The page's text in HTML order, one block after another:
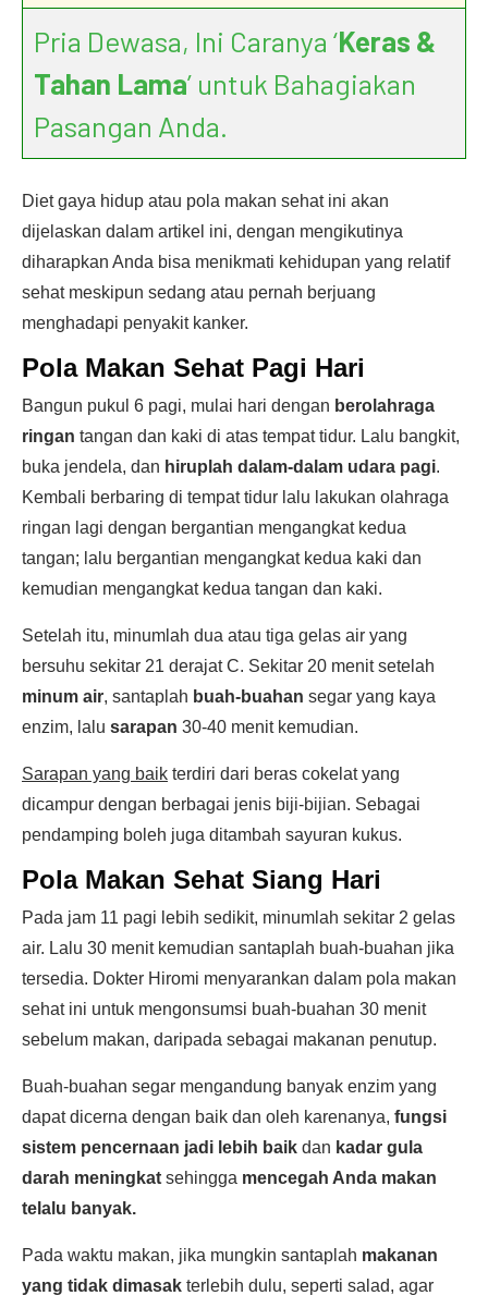
Pria Dewasa, Ini Caranya ‘Keras &
Tahan Lama’ untuk Bahagiakan
Pasangan Anda.
Diet gaya hidup atau pola makan sehat ini akan
dijelaskan dalam artikel ini, dengan mengikutinya
diharapkan Anda bisa menikmati kehidupan yang relatif
sehat meskipun sedang atau pernah berjuang
menghadapi penyakit kanker.
Pola Makan Sehat Pagi Hari
Bangun pukul 6 pagi, mulai hari dengan berolahraga
ringan tangan dan kaki di atas tempat tidur. Lalu bangkit,
buka jendela, dan hiruplah dalam-dalam udara pagi.
Kembali berbaring di tempat tidur lalu lakukan olahraga
ringan lagi dengan bergantian mengangkat kedua
tangan; lalu bergantian mengangkat kedua kaki dan
kemudian mengangkat kedua tangan dan kaki.
Setelah itu, minumlah dua atau tiga gelas air yang
bersuhu sekitar 21 derajat C. Sekitar 20 menit setelah
minum air, santaplah buah-buahan segar yang kaya
enzim, lalu sarapan 30-40 menit kemudian.
Sarapan yang baik terdiri dari beras cokelat yang
dicampur dengan berbagai jenis biji-bijian. Sebagai
pendamping boleh juga ditambah sayuran kukus.
Pola Makan Sehat Siang Hari
Pada jam 11 pagi lebih sedikit, minumlah sekitar 2 gelas
air. Lalu 30 menit kemudian santaplah buah-buahan jika
tersedia. Dokter Hiromi menyarankan dalam pola makan
sehat ini untuk mengonsumsi buah-buahan 30 menit
sebelum makan, daripada sebagai makanan penutup.
Buah-buahan segar mengandung banyak enzim yang
dapat dicerna dengan baik dan oleh karenanya, fungsi
sistem pencernaan jadi lebih baik dan kadar gula
darah meningkat sehingga mencegah Anda makan
telalu banyak.
Pada waktu makan, jika mungkin santaplah makanan
yang tidak dimasak terlebih dulu, seperti salad, agar